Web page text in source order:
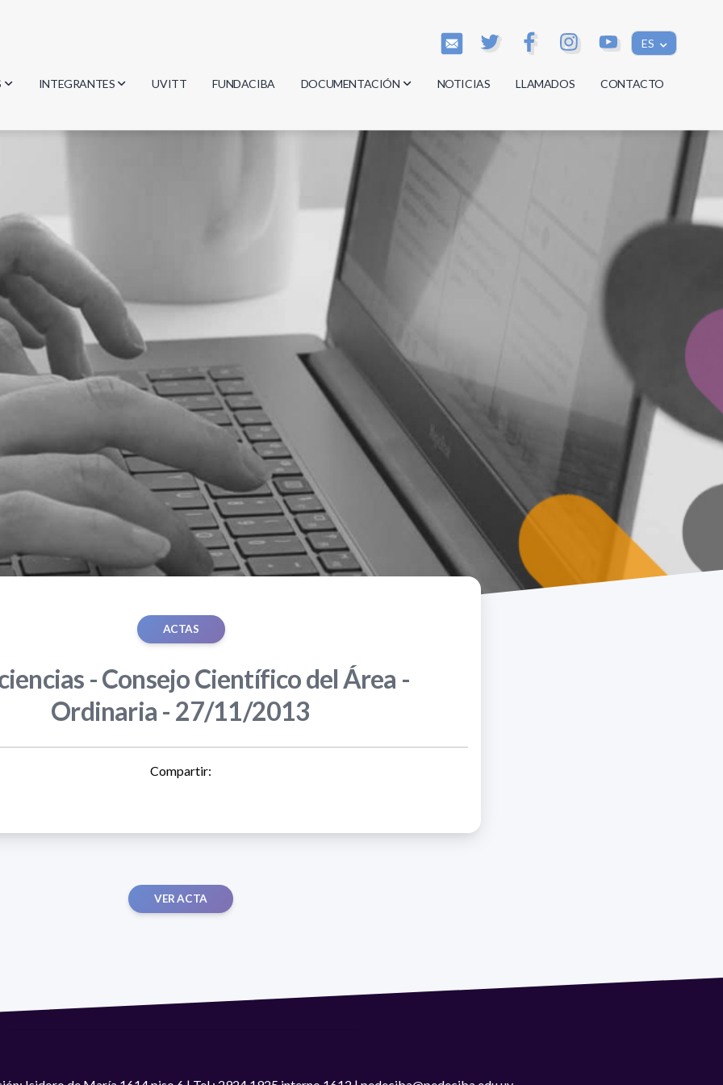
ES
INTEGRANTES
Investigadores
UVITT FUNDACIBA DOCUMENTACIÓN
Actas
Reglamentos
Documentos
NOTICIAS LLAMADOS CONTACTO
ACTAS
- Consejo Científico del Área -
Ordinaria - 27/11/2013
Compartir:
VER ACTA